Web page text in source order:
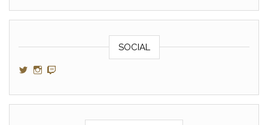
SOCIAL
Voir le profil de GamerAltris sur Twitter
Voir le profil de GamerAltris sur Instagram